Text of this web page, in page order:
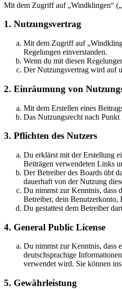
Mit dem Zugriff auf „Windklingen“
1. Nutzungsvertrag
Mit dem Zugriff auf
Regelungen einverstanden.
Wenn du mit diesen
Der Nutzungsvertrag wird auf
2. Einräumung von
Mit dem Erstellen eines
Das Nutzungsrecht nach
3. Pflichten des Nutzers
Du erklärst mit der Erstellung
Beiträgen verwendeten Links
Der Betreiber des Boards übt
dauerhaft von der Nutzung
Du nimmst zur Kenntnis, dass
Betreiber, dein Benutzerkonto,
Du gestattest dem Betreiber
4. General Public License
Du nimmst zur Kenntnis, dass
deutschsprachige
verwendet wird. Sie können
5. Gewährleistung